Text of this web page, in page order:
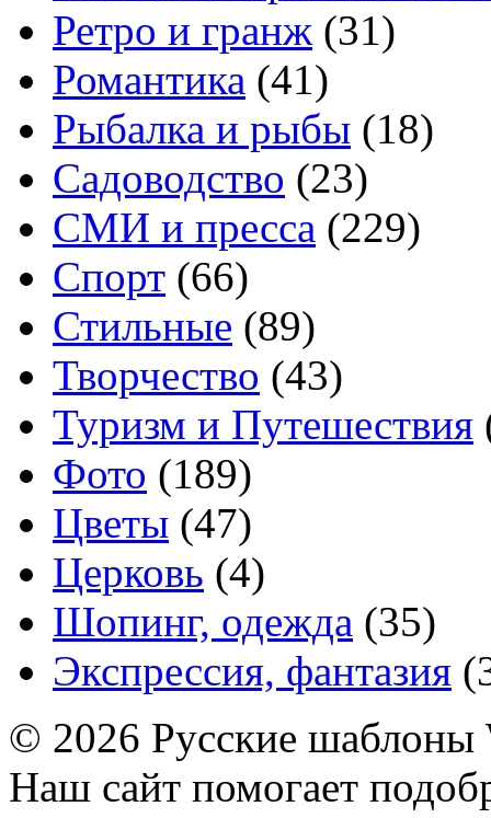
Ретро и гранж (31)
Романтика (41)
Рыбалка и рыбы (18)
Садоводство (23)
СМИ и пресса (229)
Спорт (66)
Стильные (89)
Творчество (43)
Туризм и Путешествия
Фото (189)
Цветы (47)
Церковь (4)
Шопинг, одежда (35)
Экспрессия, фантазия
© 2026 Русские шаблоны
Наш сайт помогает